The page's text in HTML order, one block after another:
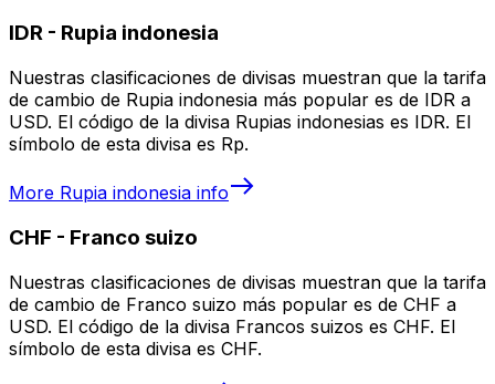
IDR - Rupia indonesia
Nuestras clasificaciones de divisas muestran que la tarifa
de cambio de Rupia indonesia más popular es de IDR a
USD. El código de la divisa Rupias indonesias es IDR. El
símbolo de esta divisa es Rp.
More Rupia indonesia info
CHF - Franco suizo
Nuestras clasificaciones de divisas muestran que la tarifa
de cambio de Franco suizo más popular es de CHF a
USD. El código de la divisa Francos suizos es CHF. El
símbolo de esta divisa es CHF.